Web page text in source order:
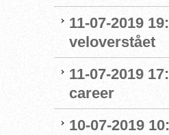
11-07-2019
veloverstået
11-07-2019
career
10-07-2019